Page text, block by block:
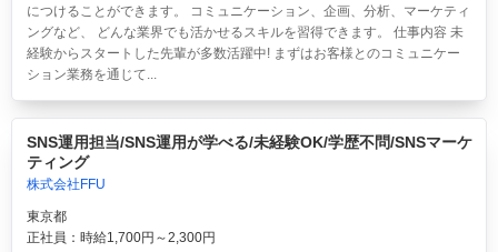
につけることができます。 コミュニケーション、企画、分析、マーケティ
ングなど、 どんな業界でも活かせるスキルを習得できます。 仕事内容 未
経験からスタートした先輩が多数活躍中! まずはお客様とのコミュニケー
ション業務を通じて...
SNS運用担当/SNS運用が学べる/未経験OK/学歴不問/SNSマーケ
ティング
株式会社FFU
東京都
正社員：時給1,700円～2,300円